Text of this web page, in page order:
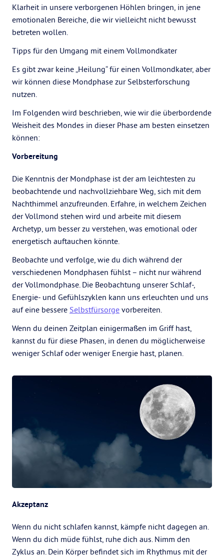
Klarheit in unsere verborgenen Höhlen bringen, in jene
emotionalen Bereiche, die wir vielleicht nicht bewusst
betreten wollen.
Tipps für den Umgang mit einem Vollmondkater
Es gibt zwar keine „Heilung“ für einen Vollmondkater, aber
wir können diese Mondphase zur Selbsterforschung
nutzen.
Im Folgenden wird beschrieben, wie wir die überbordende
Weisheit des Mondes in dieser Phase am besten einsetzen
können:
Vorbereitung
Die Kenntnis der Mondphase ist der am leichtesten zu
beobachtende und nachvollziehbare Weg, sich mit dem
Nachthimmel anzufreunden. Erfahre, in welchem Zeichen
der Vollmond stehen wird und arbeite mit diesem
Archetyp, um besser zu verstehen, was emotional oder
energetisch auftauchen könnte.
Beobachte und verfolge, wie du dich während der
verschiedenen Mondphasen fühlst – nicht nur während
der Vollmondphase. Die Beobachtung unserer Schlaf-,
Energie- und Gefühlszyklen kann uns erleuchten und uns
auf eine bessere Selbstfürsorge vorbereiten.
Wenn du deinen Zeitplan einigermaßen im Griff hast,
kannst du für diese Phasen, in denen du möglicherweise
weniger Schlaf oder weniger Energie hast, planen.
Akzeptanz
Wenn du nicht schlafen kannst, kämpfe nicht dagegen an.
Wenn du dich müde fühlst, ruhe dich aus. Nimm den
Zyklus an. Dein Körper befindet sich im Rhythmus mit der